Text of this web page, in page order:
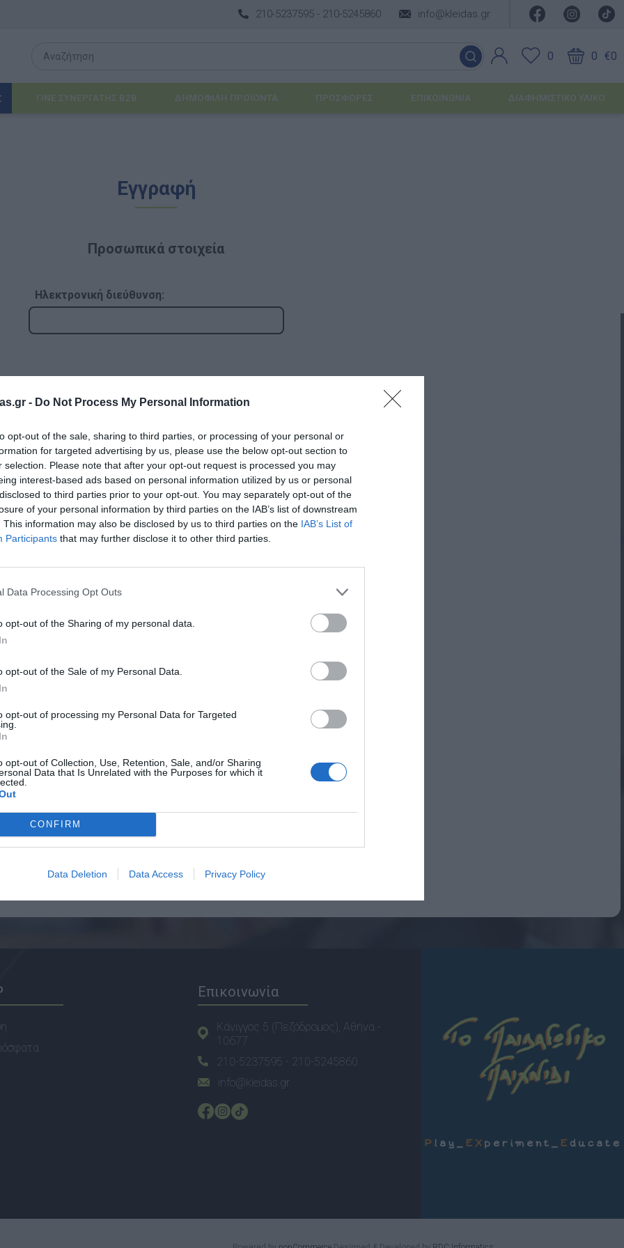
- Do Not Process My Personal Information
opt-out of the sale, sharing to third parties, or processing of your personal or
for targeted advertising by us, please use the below opt-out section to
selection. Please note that after your opt-out request is processed you may
interest-based ads based on personal information utilized by us or personal
to third parties prior to your opt-out. You may separately opt-out of the
of your personal information by third parties on the IAB’s list of downstream
This information may also be disclosed by us to third parties on the IAB’s List of
Participants that may further disclose it to other third parties.
Data Processing Opt Outs
opt-out of the Sharing of my personal data.
opt-out of the Sale of my Personal Data.
opt-out of processing my Personal Data for Targeted
opt-out of Collection, Use, Retention, Sale, and/or Sharing
Data that Is Unrelated with the Purposes for which it
CONFIRM
Data Deletion Data Access Privacy Policy
210-5237595 - 210-5245860 info@kleidas.gr
0 0 €0
Εργοθεραπεία
ΈΠΙΠΛΑ & ΕΞΟΠΛΙΣΜΌΣ
ΤΈΧΝΕΣ
Χειροτεχνία
Μουσική
Χορός & Θέατρο
ΠΑΙΔΑΓΩΓΙΚΌ ΥΛΙΚΌ ΓΙΑ ΕΝΉΛΙΚΕΣ
ΠΑΙΧΝΊΔΙΑ ΕΞΩΤΕΡΙΚΟΎ ΧΏΡΟΥ
Συνθέσεις Παιδικής Χαράς για ΑμεΑ
'Έντυπα-Βιβλία ΙΕΚ
ΓΙΝΕ ΣΥΝΕΡΓΑΤΗΣ B2B ΔΗΜΟΦΙΛΉ ΠΡΟΪΌΝΤΑ ΠΡΟΣΦΟΡΈΣ ΕΠΙΚΟΙΝΩΝΊΑ ΔΙΑΦΗΜΙΣΤΙΚΟ ΥΛΙΚΟ
Εγγραφή
Προσωπικά στοιχεία
Ηλεκτρονική διεύθυνση:
Επιλογές
Ενημερωτικό δελτίο:
Ο κωδικός πρόσβασης
Κωδικός πρόσβασης:
Επιβεβαίωση κωδικού:
Επικοινωνία
Κάνιγγος 5 (Πεζόδρομος), Αθήνα -
10677
210-5237595 - 210-5245860
info@kleidas.gr